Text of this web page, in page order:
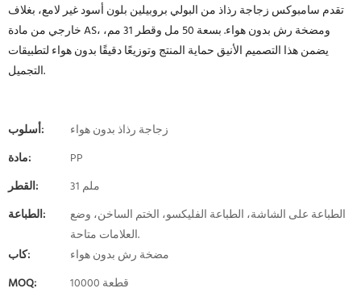
تقدم سامبوكس زجاجة رذاذ من البولي بروبيلين بلون أسود غير لامع، بغلاف
خارجي من مادة AS، ومضخة رش بدون هواء. بسعة 50 مل وقطر 31 مم،
يضمن هذا التصميم الأنيق حماية المنتج وتوزيعًا دقيقًا بدون هواء لتطبيقات
التجميل.
أسلوب:
زجاجة رذاذ بدون هواء
مادة:
PP
القطر:
31 ملم
الطباعة:
الطباعة على الشاشة، الطباعة الفليكسو، الختم الساخن، وضع
العلامات متاحة.
كاب:
مضخة رش بدون هواء
MOQ:
10000 قطعة